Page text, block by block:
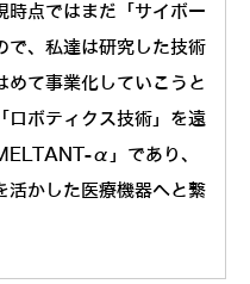
時点ではまだ「サイボー
で、私達は研究した技術
めて事業化していこうと
ロボティクス技術」を遠
α」であり、
活かした医療機器へと繋